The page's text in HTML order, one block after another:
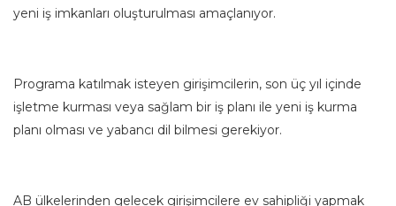
yeni iş imkanları oluşturulması amaçlanıyor.
Programa katılmak isteyen girişimcilerin, son üç yıl içinde
işletme kurması veya sağlam bir iş planı ile yeni iş kurma
planı olması ve yabancı dil bilmesi gerekiyor.
AB ülkelerinden gelecek girişimcilere ev sahipliği yapmak